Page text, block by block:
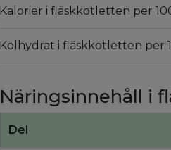
Kalorier i fläskkotletten per
Kolhydrat i fläskkotletten per
Näringsinnehåll i
Del